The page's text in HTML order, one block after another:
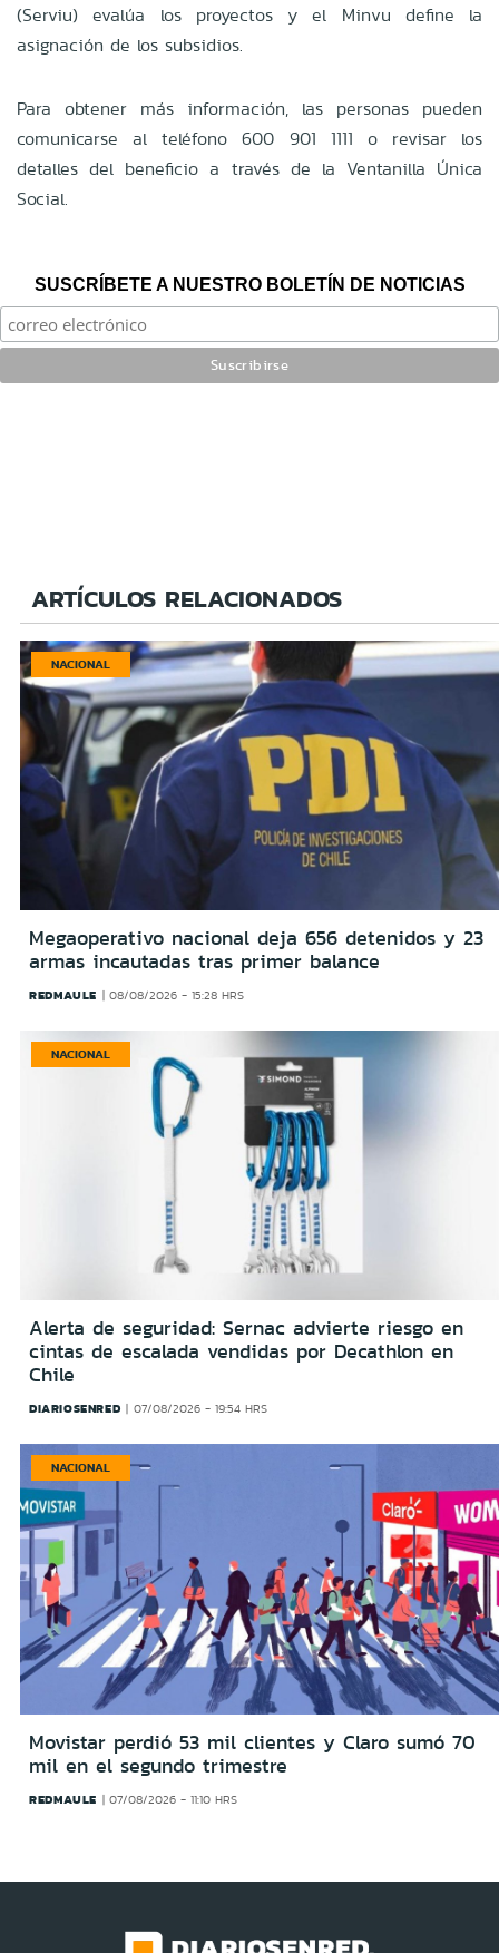
(Serviu) evalúa los proyectos y el Minvu define la
asignación de los subsidios.
Para obtener más información, las personas pueden
comunicarse al teléfono 600 901 1111 o revisar los
detalles del beneficio a través de la Ventanilla Única
Social.
SUSCRÍBETE A NUESTRO BOLETÍN DE NOTICIAS
ARTÍCULOS RELACIONADOS
NACIONAL
Megaoperativo nacional deja 656 detenidos y 23
armas incautadas tras primer balance
REDMAULE 08/08/2026 - 15:28 HRS
NACIONAL
Alerta de seguridad: Sernac advierte riesgo en
cintas de escalada vendidas por Decathlon en
Chile
DIARIOSENRED 07/08/2026 - 19:54 HRS
NACIONAL
Movistar perdió 53 mil clientes y Claro sumó 70
mil en el segundo trimestre
REDMAULE 07/08/2026 - 11:10 HRS